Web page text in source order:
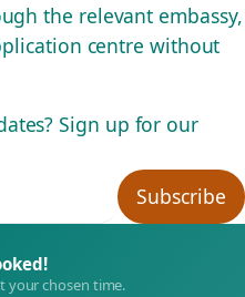
the relevant embassy,
centre without
Sign up for our
Subscribe
your chosen time.